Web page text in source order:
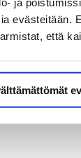
evästeitään.
että
kulkevat
ovat